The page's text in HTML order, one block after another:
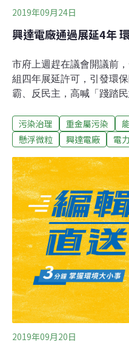
2019年09月24日
興達電廠通過展延4年
市府上週趕在議會開議前
組四年展延許可，引發環
霸、反民主，高喊「踐踏
廠全面停機停煤，將於週
機時間 增加減煤環保局表
保署未提出二期方案，市
維持過去停機一半規定，
中機組也從過去減煤三成
品不良應變辦法，要求工
廢止許可證。趕在開議前
聯盟昨到市府環保局抗議
污染，已是世界各國公認
煤電廠持續運轉，危害南
門來擅自通過許可證展延
污染治理 重金屬污染
懸浮微粒
興達電廠 電力
2019年09月20日